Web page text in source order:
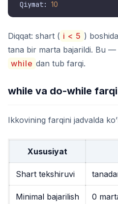
Qiymat: 10
Diqqat: shart ( i < 5 )
tana bir marta bajarildi. Bu —
while dan tub farqi.
while va do-while farqi
Ikkovining farqini jadvalda
Xususiyat
Shart tekshiruvi
Minimal bajarilish 0